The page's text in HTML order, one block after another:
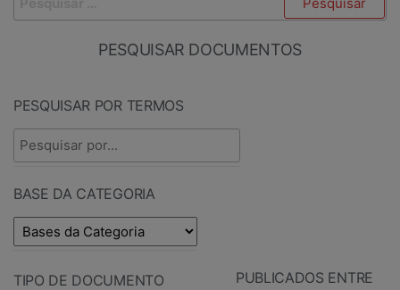
PESQUISAR DOCUMENTOS
PESQUISAR POR TERMOS
BASE DA CATEGORIA
TIPO DE DOCUMENTO PUBLICADOS ENTRE